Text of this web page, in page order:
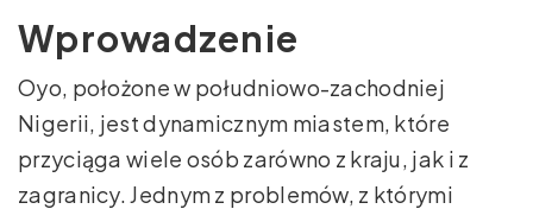
Wprowadzenie
Oyo, położone w południowo-zachodniej
Nigerii, jest dynamicznym miastem, które
przyciąga wiele osób zarówno z kraju, jak i z
zagranicy. Jednym z problemów, z którymi